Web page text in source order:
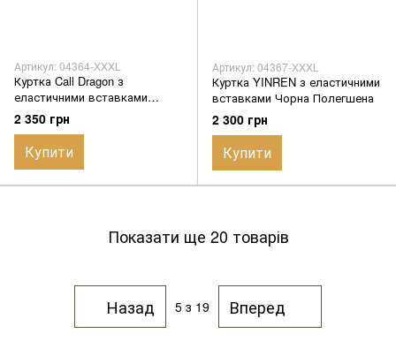
Артикул: 04364-XXXL
Куртка Call Dragon з
еластичними вставками
олива Полегшена
2 350 грн
Купити
Артикул: 04367-XXXL
Куртка YINREN з еластичними
вставками Чорна Полегшена
2 300 грн
Купити
Показати ще 20 товарів
Назад 5 з 19 Вперед